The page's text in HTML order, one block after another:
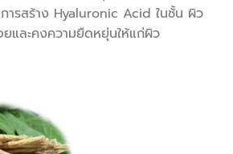
ารสร้าง Hyaluronic Acid ในชั้น ผิว
และคงความยืดหยุ่นให้แก่ผิว